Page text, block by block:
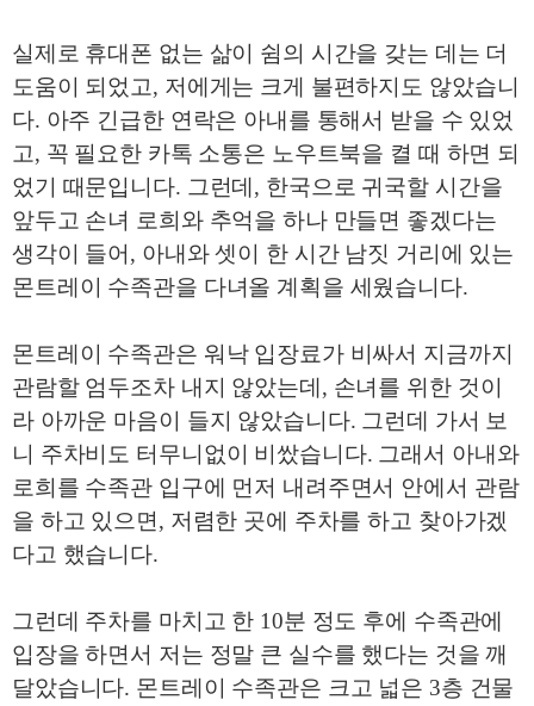
실제로 휴대폰 없는 삶이 쉼의 시간을 갖는 데는 더
도움이 되었고, 저에게는 크게 불편하지도 않았습니
다. 아주 긴급한 연락은 아내를 통해서 받을 수 있었
고, 꼭 필요한 카톡 소통은 노우트북을 켤 때 하면 되
었기 때문입니다. 그런데 , 한국으로 귀국할 시간을
앞두고 손녀 로희와 추억을 하나 만들면 좋겠다는
생각이 들어 , 아내와 셋이 한 시간 남짓 거리에 있는
몬트레이 수족관을 다녀올 계획을 세웠습니다.
몬트레이 수족관은 워낙 입장료가 비싸서 지금까지
관람할 엄두조차 내지 않았는데 , 손녀를 위한 것이
라 아까운 마음이 들지 않았습니다. 그런데 가서 보
니 주차비도 터무니없이 비쌌습니다. 그래서 아내와
로희를 수족관 입구에 먼저 내려주면서 안에서 관람
을 하고 있으면 , 저렴한 곳에 주차를 하고 찾아가겠
다고 했습니다.
그런데 주차를 마치고 한 10분 정도 후에 수족관에
입장을 하면서 저는 정말 큰 실수를 했다는 것을 깨
달았습니다. 몬트레이 수족관은 크고 넓은 3층 건물